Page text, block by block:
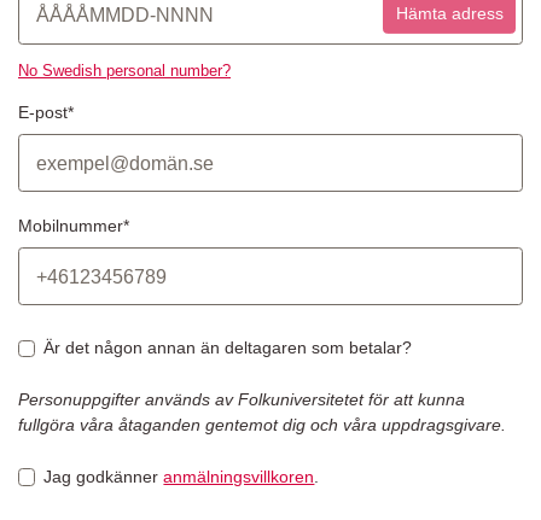
Hämta adress
No Swedish personal number?
E-post*
Mobilnummer*
Är det någon annan än deltagaren som betalar?
Personuppgifter används av Folkuniversitetet för att kunna
fullgöra våra åtaganden gentemot dig och våra uppdragsgivare.
Jag godkänneranmälningsvillkoren